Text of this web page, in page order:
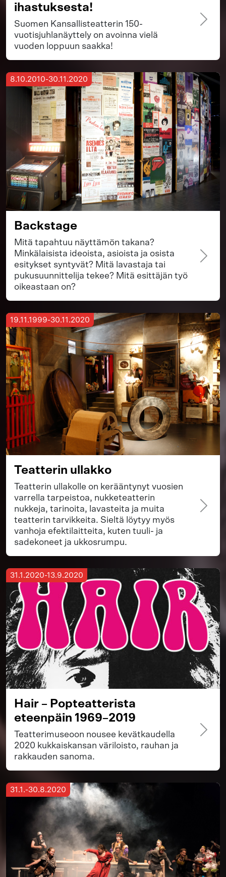
ihastuksesta!
Suomen Kansallisteatterin 150-
vuotisjuhlanäyttely on avoinna vielä
vuoden loppuun saakka!
8.10.2010-30.11.2020
Backstage
Mitä tapahtuu näyttämön takana?
Minkälaisista ideoista, asioista ja osista
esitykset syntyvät? Mitä lavastaja tai
pukusuunnittelija tekee? Mitä esittäjän työ
oikeastaan on?
19.11.1999-30.11.2020
Teatterin ullakko
Teatterin ullakolle on kerääntynyt vuosien
varrella tarpeistoa, nukketeatterin
nukkeja, tarinoita, lavasteita ja muita
teatterin tarvikkeita. Sieltä löytyy myös
vanhoja efektilaitteita, kuten tuuli- ja
sadekoneet ja ukkosrumpu.
31.1.2020-13.9.2020
Hair – Popteatterista
eteenpäin 1969–2019
Teatterimuseoon nousee kevätkaudella
2020 kukkaiskansan väriloisto, rauhan ja
rakkauden sanoma.
31.1.-30.8.2020